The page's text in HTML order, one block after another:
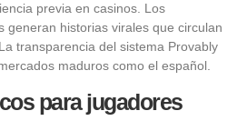
previa en casinos. Los
generan historias virales que circulan
transparencia del sistema Provably
maduros como el español.
para jugadores